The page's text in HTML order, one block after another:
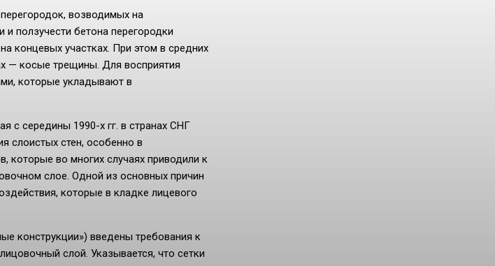
возводимых на
ползучести бетона перегородки
концевых участках. При этом в средних
— косые трещины. Для восприятия
которые укладывают в
с середины 1990-х гг. в странах СНГ
слоистых стен, особенно в
которые во многих случаях приводили к
слое. Одной из основных причин
которые в кладке лицевого
конструкции») введены требования к
слой. Указывается, что сетки